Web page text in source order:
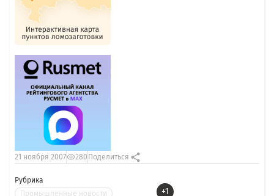
Рубрика
Промышленные новости
+1
21 ноября 2007 280 Поделиться